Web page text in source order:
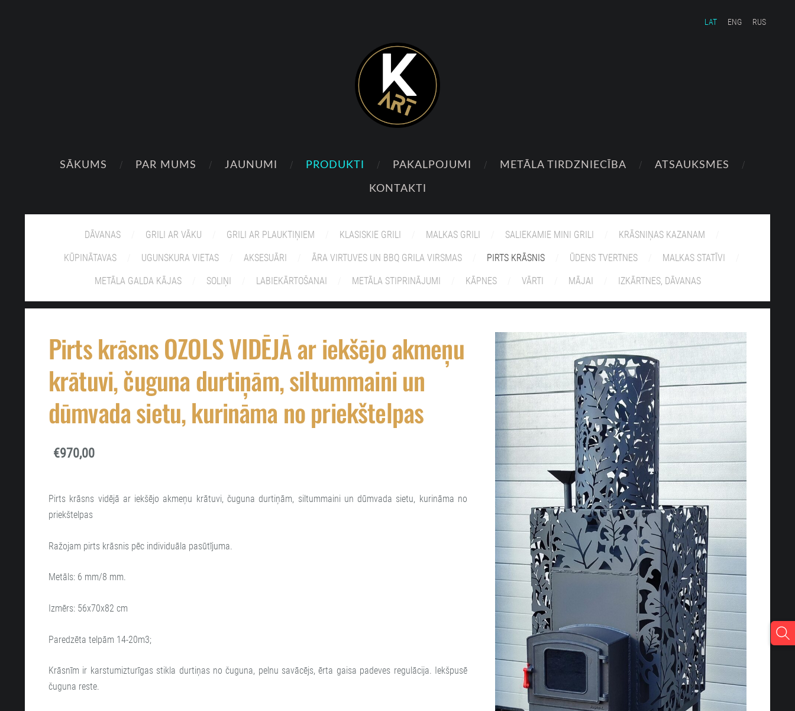
SĀKUMS PAR MUMS JAUNUMI PRODUKTI PAKALPOJUMI METĀLA TIRDZNIECĪBA
ATSAUKSMES
KONTAKTI
LAT ENG RUS
DĀVANAS GRILI AR VĀKU GRILI AR PLAUKTIŅIEM KLASISKIE GRILI MALKAS GRILI SALIEKAMIE MINI GRILI KRĀSNIŅAS KAZANAM
KŪPINĀTAVAS UGUNSKURA VIETAS AKSESUĀRI ĀRA VIRTUVES UN BBQ GRILA VIRSMAS PIRTS KRĀSNIS ŪDENS TVERTNES MALKAS STATĪVI
METĀLA GALDA KĀJAS SOLIŅI LABIEKĀRTOŠANAI METĀLA STIPRINĀJUMI KĀPNES VĀRTI MĀJAI IZKĀRTNES, DĀVANAS
Pirts krāsns OZOLS VIDĒJĀ ar iekšējo akmeņu
krātuvi, čuguna durtiņām, siltummaini un
dūmvada sietu, kurināma no priekštelpas
€970,00
Pirts krāsns vidējā ar iekšējo akmeņu krātuvi, čuguna durtiņām, siltummaini un dūmvada sietu, kurināma no
priekštelpas
Ražojam pirts krāsnis pēc individuāla pasūtījuma.
Metāls: 6 mm/8 mm.
Izmērs: 56x70x82 cm
Paredzēta telpām 14-20m3;
Krāsnīm ir karstumizturīgas stikla durtiņas no čuguna, pelnu savācējs, ērta gaisa padeves regulācija. Iekšpusē
čuguna reste.